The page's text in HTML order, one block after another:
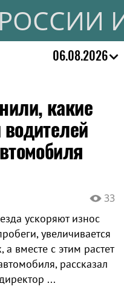
06.08.2026
какие
33
ускоряют износ
увеличивается
вместе с этим растет
рассказал
...